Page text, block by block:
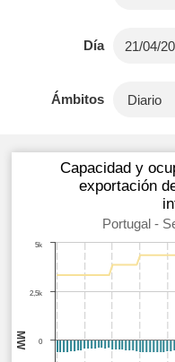
Día
Ámbitos
MW
Capacidad y
exportación
Portugal -
0
2,5k
5k